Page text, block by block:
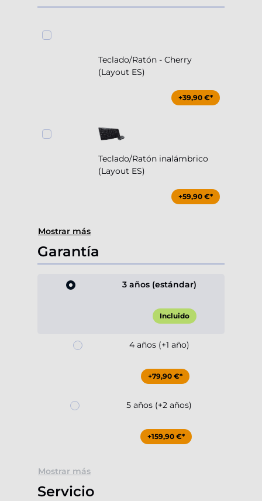
Teclado/Ratón - Cherry
(Layout ES)
+39,90 €*
Teclado/Ratón inalámbrico
(Layout ES)
+59,90 €*
Mostrar más
Garantía
3 años (estándar)
Incluido
4 años (+1 año)
+79,90 €*
5 años (+2 años)
+159,90 €*
Mostrar más
Servicio